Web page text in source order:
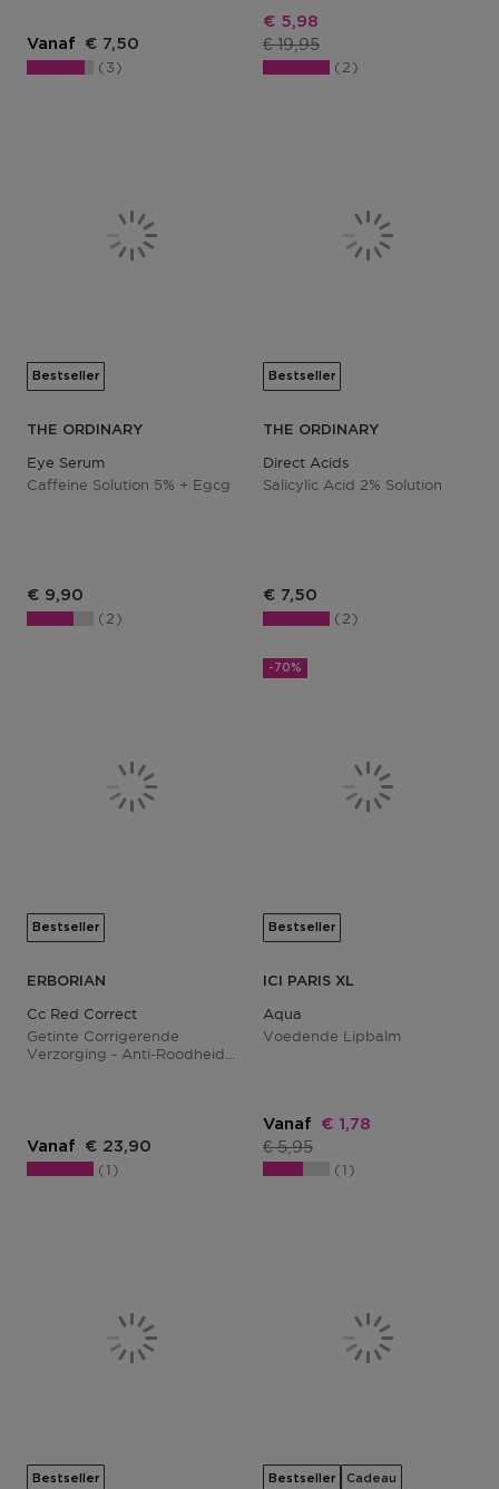
Vanaf € 7,50
3
Kortingsprijs
€ 5,98
Productprijs
€ 19,95
2
Bestseller
THE ORDINARY
Eye Serum
Caffeine Solution 5% + Egcg
€ 9,90
2
Bestseller
THE ORDINARY
Direct Acids
Salicylic Acid 2% Solution
€ 7,50
2
Bestseller
ERBORIAN
Cc Red Correct
Getinte Corrigerende
Verzorging - Anti-Roodheid
Vanaf € 23,90
1
-70%
Bestseller
ICI PARIS XL
Aqua
Voedende Lipbalm
Vanaf Kortingsprijs
€ 1,78
Productprijs
€ 5,95
1
Bestseller Bestseller Cadeau